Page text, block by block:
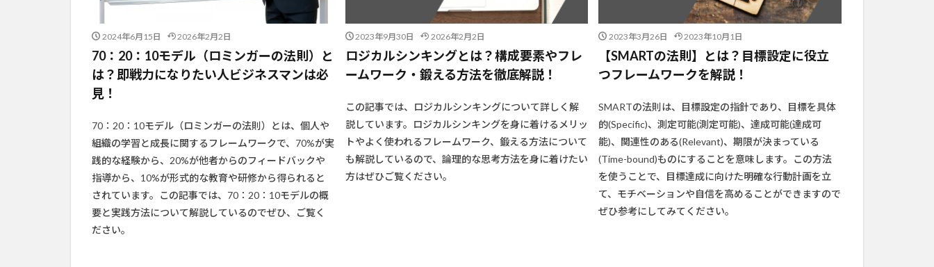
2024年6月15日 2026年2月2日
70：20：10モデル（ロミンガーの法則）と
は？即戦力になりたい人ビジネスマンは必
見！
70：20：10モデル（ロミンガーの法則）とは、個人や
組織の学習と成長に関するフレームワークで、70%が実
践的な経験から、20%が他者からのフィードバックや
指導から、10%が形式的な教育や研修から得られると
されています。この記事では、70：20：10モデルの概
要と実践方法について解説しているのでぜひ、ご覧く
ださい。
2023年9月30日 2026年2月2日
ロジカルシンキングとは？構成要素やフレ
ームワーク・鍛える方法を徹底解説！
この記事では、ロジカルシンキングについて詳しく解
説しています。ロジカルシンキングを身に着けるメリッ
トやよく使われるフレームワーク、鍛える方法について
も解説しているので、論理的な思考方法を身に着けたい
方はぜひご覧ください。
2023年3月26日 2023年10月1日
【SMARTの法則】とは？目標設定に役立
つフレームワークを解説！
SMARTの法則は、目標設定の指針であり、目標を具体
的(Specific)、測定可能(測定可能)、達成可能(達成可
能)、関連性のある(Relevant)、期限が決まっている
(Time-bound)ものにすることを意味します。この方法
を使うことで、目標達成に向けた明確な行動計画を立
て、モチベーションや自信を高めることができますので
ぜひ参考にしてみてください。